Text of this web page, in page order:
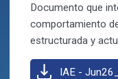
Documento que
comportamiento
estructurada y
IAE -